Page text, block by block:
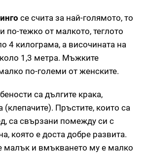
се счита за най-голямото, то
по-тежко от малкото, теглото
4 килограма, а височината на
1,3 метра. Мъжките
по-големи от женските.
са дългите крака,
(клепачите). Пръстите, които са
са свързани помежду си с
която е доста добре развита.
малък и вмъкването му е малко